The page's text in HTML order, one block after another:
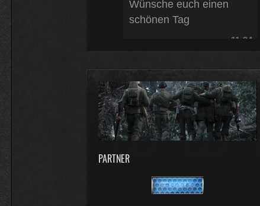
Wünsche euch einen
schönen Tag
11:34
FZ-Rebell
moin
16:23
PARTNER